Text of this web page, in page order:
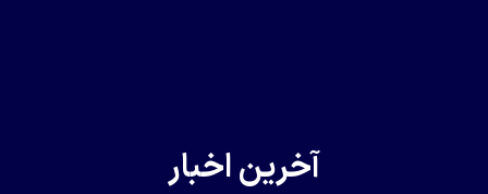
آخرین اخبار